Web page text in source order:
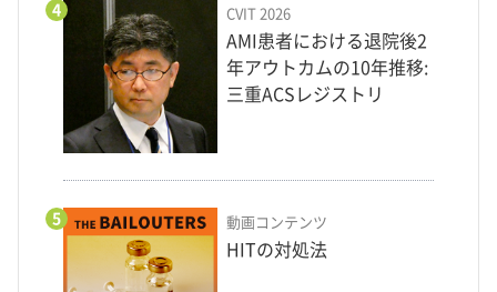
4 CVIT 2026
AMI患者における退院後2
年アウトカムの10年推移:
三重ACSレジストリ
5 動画コンテンツ
HITの対処法